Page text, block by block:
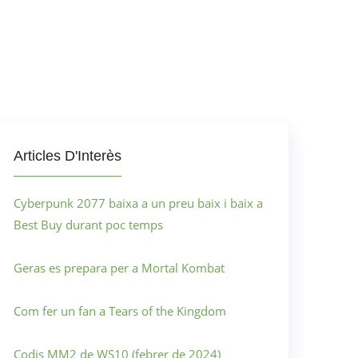
Articles D'Interès
Cyberpunk 2077 baixa a un preu baix i baix a
Best Buy durant poc temps
Geras es prepara per a Mortal Kombat
Com fer un fan a Tears of the Kingdom
Codis MM2 de WS10 (febrer de 2024)